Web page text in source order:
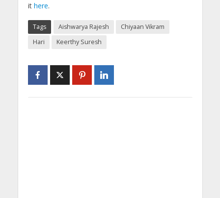
it here.
Tags Aishwarya Rajesh
Chiyaan Vikram
Hari
Keerthy Suresh